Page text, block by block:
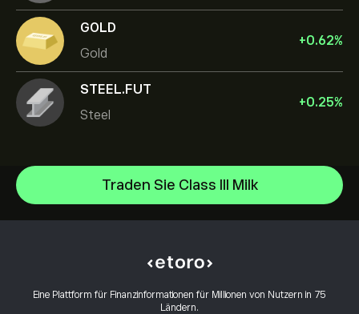
GOLD
Gold
+0.62%
STEEL.FUT
Steel
+0.25%
Traden Sie Class III Milk
Eine Plattform für Finanzinformationen für Millionen von Nutzern in 75
Ländern.
Gold
Hilfezentrum
Konto eröffnen
Wie funktioniert CopyTrading
Was sind Hebel und Margin
Warum eToro wählen